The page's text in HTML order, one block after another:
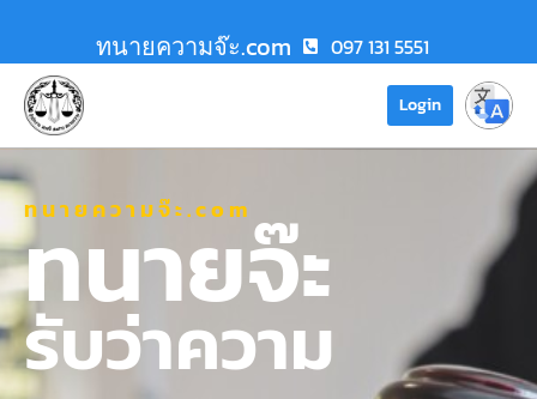
ทนายความจ๊ะ.com 097 131 5551
Login
ทนายความจ๊ะ.com
ทนายจ๊ะ
รับว่าความ